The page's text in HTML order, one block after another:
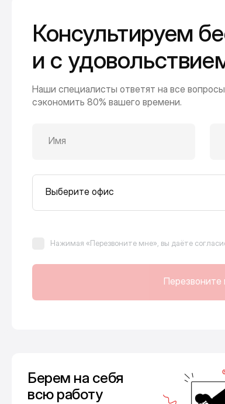
Консультируем
и с
Наши специалисты ответят на все
сэкономить 80% вашего времени.
Имя
Выберите офис
Нажимая «Перезвоните мне», вы даёте
Перезвоните
Берем на себя
всю работу